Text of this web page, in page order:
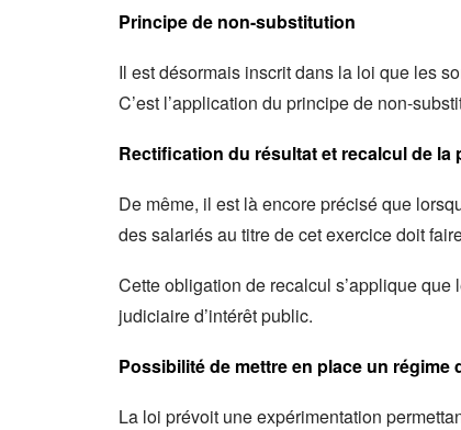
Principe de non-substitution
Il est désormais inscrit dans la loi que les
C’est l’application du principe de non-
Rectification du résultat et recalcul de la
De même, il est là encore précisé que
des salariés au titre de cet exercice doit
Cette obligation de recalcul s’applique
judiciaire d’intérêt public.
Possibilité de mettre en place un
La loi prévoit une expérimentation